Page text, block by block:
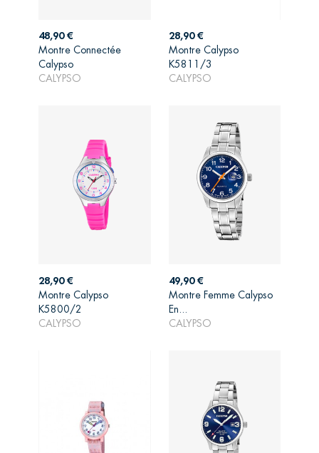
Prix
48,90 €
Montre Connectée
Calypso
CALYPSO
AJOUTER AU
Prix
28,90 €
Montre Calypso
K5811/3
CALYPSO
AJOUTER AU
PANIER
Prix
28,90 €
Montre Calypso
K5800/2
CALYPSO
AJOUTER AU
PANIER
Prix
49,90 €
Montre Femme Calypso
En...
CALYPSO
AJOUTER AU